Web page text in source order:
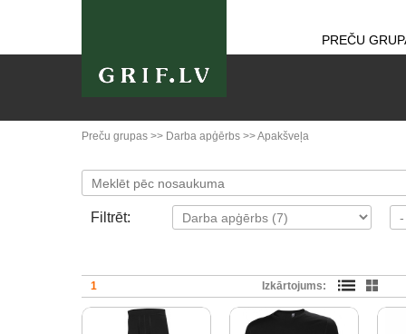
PREČU
Preču grupas >> Darba apģērbs >>Apakšveļa
Filtrēt:
1 Izkārtojums: